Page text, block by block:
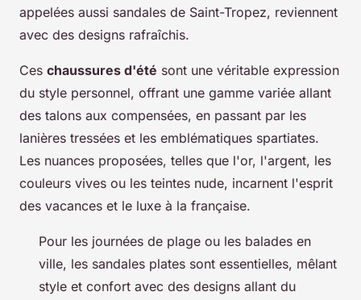
appelées aussi sandales de Saint-Tropez, reviennent
avec des designs rafraîchis.
Ces chaussures d'été sont une véritable expression
du style personnel, offrant une gamme variée allant
des talons aux compensées, en passant par les
lanières tressées et les emblématiques spartiates.
Les nuances proposées, telles que l'or, l'argent, les
couleurs vives ou les teintes nude, incarnent l'esprit
des vacances et le luxe à la française.
Pour les journées de plage ou les balades en
ville, les sandales plates sont essentielles, mêlant
style et confort avec des designs allant du